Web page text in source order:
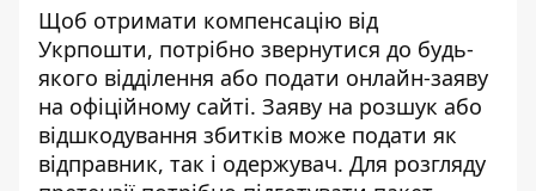
Щоб отримати компенсацію від
Укрпошти, потрібно звернутися до будь-
якого відділення або подати онлайн-заяву
на офіційному сайті. Заяву на розшук або
відшкодування збитків може подати як
відправник, так і одержувач. Для розгляду